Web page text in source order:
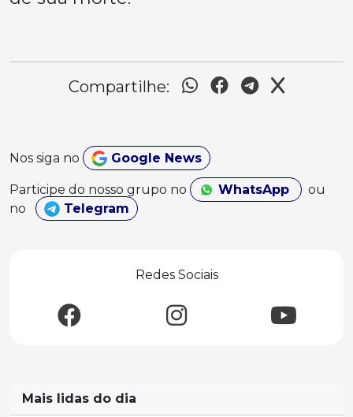
Compartilhe:
Nos siga no Google News
Participe do nosso grupo no WhatsApp
ou
no
Telegram
Redes Sociais
Mais lidas do dia